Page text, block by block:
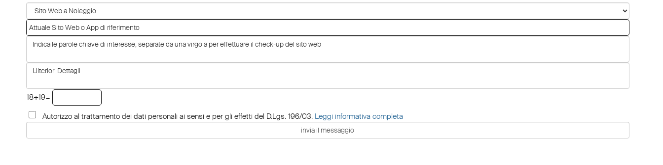
18+19=
Autorizzo al trattamento dei dati personali ai sensi e per gli effetti del D.Lgs. 196/03. Leggi informativa completa